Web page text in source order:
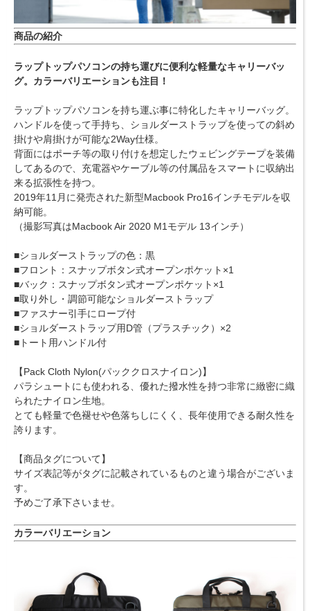
商品の紹介
ラップトップパソコンの持ち運びに便利な軽量なキャリーバッ
グ。カラーバリエーションも注目！
ラップトップパソコンを持ち運ぶ事に特化したキャリーバッグ。
ハンドルを使って手持ち、ショルダーストラップを使っての斜め
掛けや肩掛けが可能な2Way仕様。
背面にはポーチ等の取り付けを想定したウェビングテープを装備
してあるので、充電器やケーブル等の付属品をスマートに収納出
来る拡張性を持つ。
2019年11月に発売された新型Macbook Pro16インチモデルを収
納可能。
（撮影写真はMacbook Air 2020 M1モデル 13インチ）
■ショルダーストラップの色：黒
■フロント：スナップボタン式オープンポケット×1
■バック：スナップボタン式オープンポケット×1
■取り外し・調節可能なショルダーストラップ
■ファスナー引手にロープ付
■ショルダーストラップ用D管（プラスチック）×2
■トート用ハンドル付
【Pack Cloth Nylon(パッククロスナイロン)】
パラシュートにも使われる、優れた撥水性を持つ非常に緻密に織
られたナイロン生地。
とても軽量で色褪せや色落ちしにくく、長年使用できる耐久性を
誇ります。
【商品タグについて】
サイズ表記等がタグに記載されているものと違う場合がございま
す。
予めご了承下さいませ。
カラーバリエーション